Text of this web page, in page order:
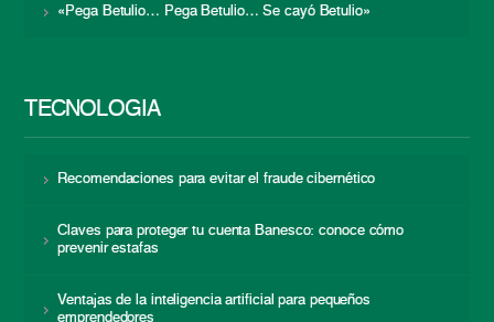
«Pega Betulio… Pega Betulio… Se cayó Betulio»
TECNOLOGÍA
Recomendaciones para evitar el fraude cibernético
Claves para proteger tu cuenta Banesco: conoce cómo
prevenir estafas
Ventajas de la inteligencia artificial para pequeños
emprendedores